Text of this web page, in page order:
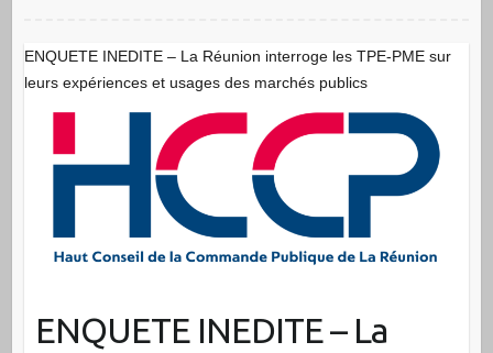
ENQUETE INEDITE – La Réunion interroge les TPE-PME sur
leurs expériences et usages des marchés publics
ENQUETE INEDITE – La